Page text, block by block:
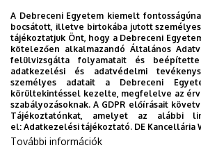
Tudóstér profil
Dolgozói adatmódosítás
telefonkönyvében|Külső
DE telefonkönyvében|Súgó|
A Debreceni Egyetem kiemelt
bocsátott, illetve birtokába jutott
tájékoztatjuk Önt, hogy a Debreceni
kötelezően alkalmazandó Általános
felülvizsgálta folyamatait és
adatkezelési és adatvédelmi
személyes adatait a Debreceni
körültekintéssel kezelte, megfelelve az
szabályozásoknak. A GDPR előírásait
Tájékoztatónkat, amelyet az alábbi
el: Adatkezelési tájékoztató. DE Kancellária
További információk